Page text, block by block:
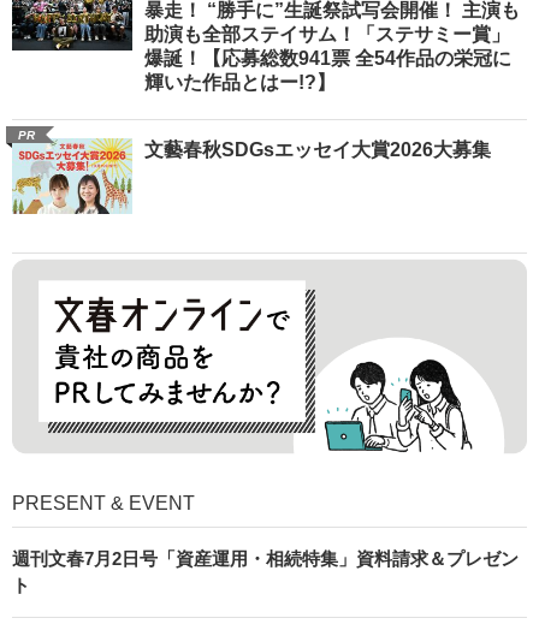
暴走！ “勝手に”生誕祭試写会開催！ 主演も
助演も全部ステイサム！「ステサミー賞」
爆誕！【応募総数941票 全54作品の栄冠に
輝いた作品とはー!?】
PR
文藝春秋SDGsエッセイ大賞2026大募集
PRESENT & EVENT
週刊文春7月2日号「資産運用・相続特集」資料請求＆プレゼン
ト